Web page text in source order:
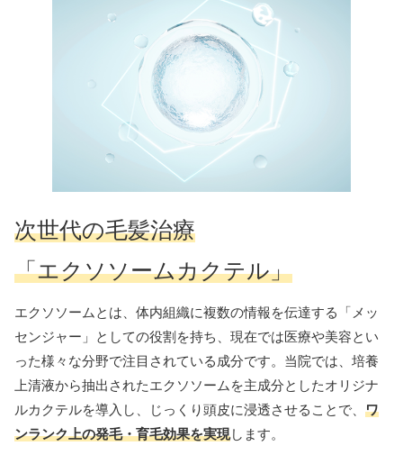
次世代の毛髪治療
「エクソソームカクテル」
エクソソームとは、体内組織に複数の情報を伝達する「メッ
センジャー」としての役割を持ち、現在では医療や美容とい
った様々な分野で注目されている成分です。当院では、培養
上清液から抽出されたエクソソームを主成分としたオリジナ
ルカクテルを導入し、じっくり頭皮に浸透させることで、 ワ
ンランク上の発毛・育毛効果を実現します。